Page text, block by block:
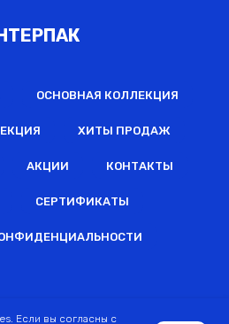
ОСНОВНАЯ КОЛЛЕКЦИЯ
ХИТЫ ПРОДАЖ
АКЦИИ КОНТАКТЫ
СЕРТИФИКАТЫ
Если вы согласны с